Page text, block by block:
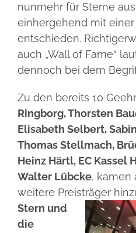
nunmehr für Sterne
einhergehend mit
entschieden.
auch „Wall of Fame“
dennoch bei dem
Zu den bereits 10
Ringborg, Thorsten
Elisabeth Selbert,
Thomas Stellmach,
Heinz Härtl, EC Kassel
Walter Lübcke, kamen
weitere Preisträger
Stern und
die